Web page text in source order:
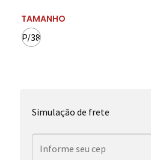
TAMANHO
P/38
Simulação de frete